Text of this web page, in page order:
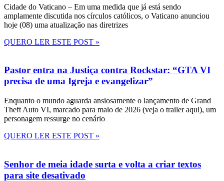
Cidade do Vaticano – Em uma medida que já está sendo
amplamente discutida nos círculos católicos, o Vaticano anunciou
hoje (08) uma atualização nas diretrizes
QUERO LER ESTE POST »
Pastor entra na Justiça contra Rockstar: “GTA VI
precisa de uma Igreja e evangelizar”
Enquanto o mundo aguarda ansiosamente o lançamento de Grand
Theft Auto VI, marcado para maio de 2026 (veja o trailer aqui), um
personagem ressurge no cenário
QUERO LER ESTE POST »
Senhor de meia idade surta e volta a criar textos
para site desativado